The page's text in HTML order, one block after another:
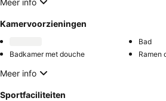
Meer info
Kamervoorzieningen
Bad
Badkamer met douche
Ramen
Meer info
Sportfaciliteiten